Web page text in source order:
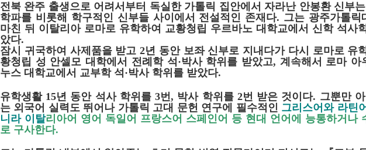
전북 완주 출생으로 어려서부터 독실한 가톨릭 집안에서 자라난 안봉환 신부
학파를 비롯해 학구적인 신부들 사이에서 전설적인 존재다. 그는 광주가톨릭
마친 뒤 이탈리아 로마로 유학하여 교황청립 우르바노 대학교에서 신학 석사
았다.
잠시 귀국하여 사제품을 받고 2년 동안 보좌 신부로 지내다가 다시 로마로 유
황청립 성 안셀모 대학에서 전례학 석 ·박사 학위를 받았고, 계속해서 로마 아
누스 대학교에서 교부학 석 ·박사 학위를 받았다.
유학생활15년 동안 석사 학위를3번, 박사 학위를2번 받은 것이다. 그뿐만
는 외국어 실력도 뛰어나 가톨릭 고대 문헌 연구에 필수적인 그리스어와 라틴
니라 이탈리아어 영어 독일어 프랑스어 스페인어 등 현대 언어에 능통하거나
로 구사한다.